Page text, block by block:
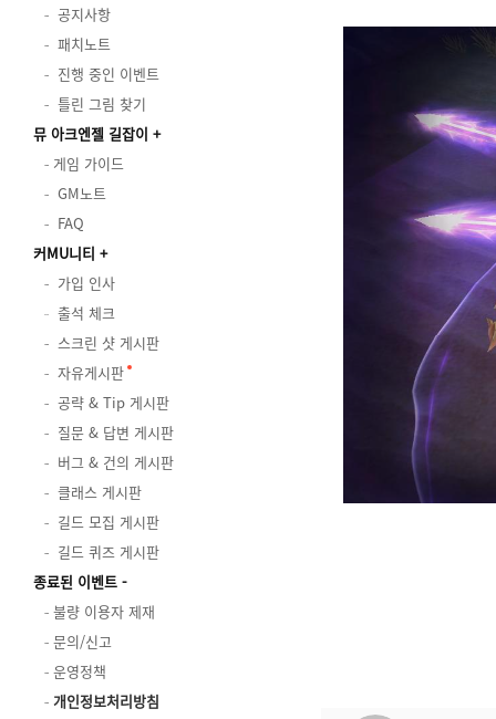
공지사항
패치노트
진행 중인 이벤트
틀린 그림 찾기
뮤 아크엔젤 길잡이
게임 가이드
GM노트
FAQ
커MU니티
가입 인사
출석 체크
스크린 샷 게시판
자유게시판
공략 & Tip 게시판
질문 & 답변 게시판
버그 & 건의 게시판
클래스 게시판
길드 모집 게시판
길드 퀴즈 게시판
종료된 이벤트
불량 이용자 제재
문의/신고
운영정책
개인정보처리방침